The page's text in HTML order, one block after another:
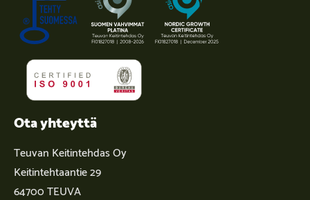
Ota yhteyttä
Teuvan Keitintehdas Oy
Keitintehtaantie 29
64700 TEUVA